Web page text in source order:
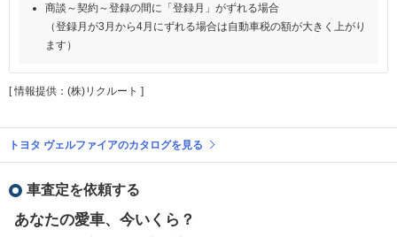
商談～契約～登録の間に「登録月」がずれる場合
（登録月が3月から4月にずれる場合は自動車税の額が大きく上がり
ます）
[ 情報提供：(株)リクルート ]
トヨタ ヴェルファイアのカタログを見る
車査定を依頼する
あなたの愛車、今いくら？